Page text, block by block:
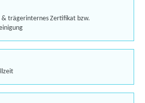
& trägerinternes Zertifikat bzw.